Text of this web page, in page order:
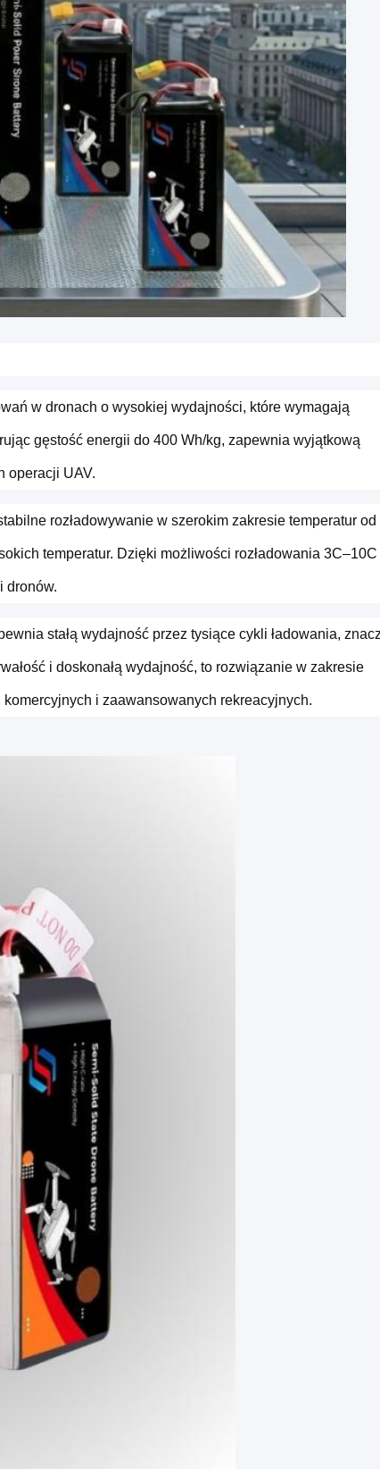
w dronach o wysokiej wydajności, które wymagają
gęstość energii do 400 Wh/kg, zapewnia wyjątkową
operacji UAV.
rozładowywanie w szerokim zakresie temperatur od
temperatur. Dzięki możliwości rozładowania 3C–10C
dronów.
stałą wydajność przez tysiące cykli ładowania,
i doskonałą wydajność, to rozwiązanie w zakresie
i zaawansowanych rekreacyjnych.